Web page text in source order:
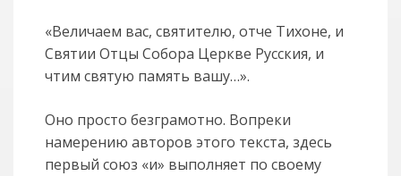
«Величаем вас, святителю, отче Тихоне, и
Святии Отцы Собора Церкве Русския, и
чтим святую память вашу…».
Оно просто безграмотно. Вопреки
намерению авторов этого текста, здесь
первый союз «и» выполняет по своему